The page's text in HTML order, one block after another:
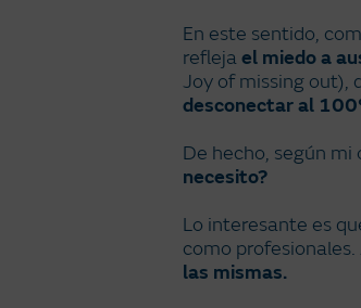
En este sentido,
reflejael miedo a
Joy of missing out),
desconectar al
De hecho, según
necesito?
Lo interesante es
como
las mismas.